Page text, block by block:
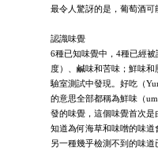
最令人驚訝的是，葡萄酒可
認識味覺
6種已知味覺中，4種已經
度）、鹹味和苦味；鮮味
驗室測試中發現。好吃（
的意思全部都稱為鮮味（
發的味覺，這個味覺首次
知道為何海草和味噌的味
另一種幾乎檢測不到的味道